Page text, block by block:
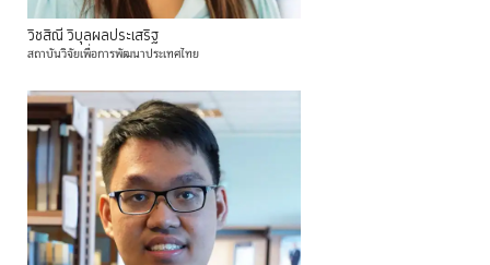
วิชสิณี วิบุลผลประเสริฐ
สถาบันวิจัยเพื่อการพัฒนาประเทศไทย